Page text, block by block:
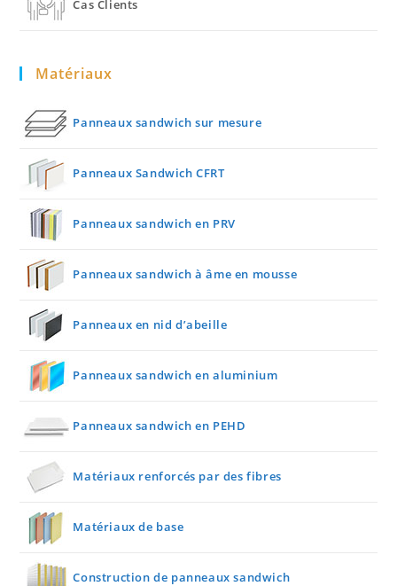
Cas Clients
Matériaux
Panneaux sandwich sur mesure
Panneaux Sandwich CFRT
Panneaux sandwich en PRV
Panneaux sandwich à âme en mousse
Panneaux en nid d’abeille
Panneaux sandwich en aluminium
Panneaux sandwich en PEHD
Matériaux renforcés par des fibres
Matériaux de base
Construction de panneaux sandwich